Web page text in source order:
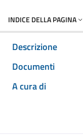
INDICE DELLA PAGINA
Descrizione
Documenti
A cura di